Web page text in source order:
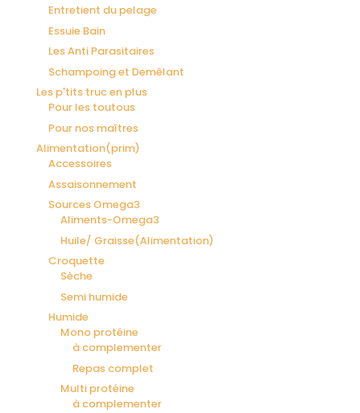
Entretient du pelage
Essuie Bain
Les Anti Parasitaires
Schampoing et Demêlant
Les p'tits truc en plus
Pour les toutous
Pour nos maîtres
Alimentation(prim)
Accessoires
Assaisonnement
Sources Omega3
Aliments-Omega3
Huile/ Graisse(Alimentation)
Croquette
Sèche
Semi humide
Humide
Mono protéine
à complementer
Repas complet
Multi protéine
à complementer